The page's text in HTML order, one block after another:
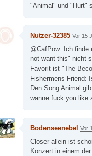
"Animal" und "Hurt"
Nutzer-32385 Vor 15
@CafPow: Ich
not want this" nicht
Favorit ist "The
Fishermens Friend:
Den Song Animal
wanne fuck you like
Bodenseenebel Vor
Closer allein ist
Konzert in einem